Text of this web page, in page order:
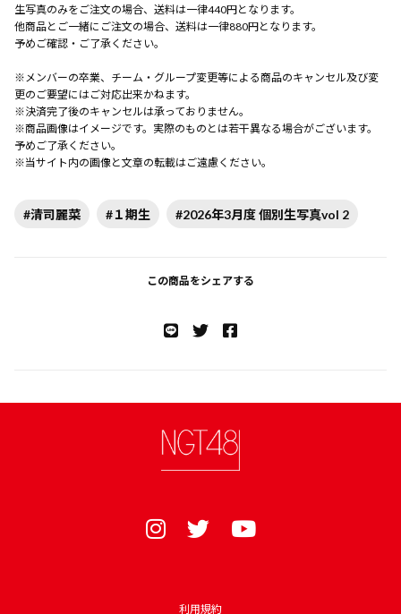
生写真のみをご注文の場合、送料は一律440円となります。
他商品とご一緒にご注文の場合、送料は一律880円となります。
予めご確認・ご了承ください。
※メンバーの卒業、チーム・グループ変更等による商品のキャンセル及び変
更のご要望にはご対応出来かねます。
※決済完了後のキャンセルは承っておりません。
※商品画像はイメージです。実際のものとは若干異なる場合がございます。
予めご了承ください。
※当サイト内の画像と文章の転載はご遠慮ください。
#清司麗菜 #１期生 #2026年3月度 個別生写真vol 2
この商品をシェアする
利用規約